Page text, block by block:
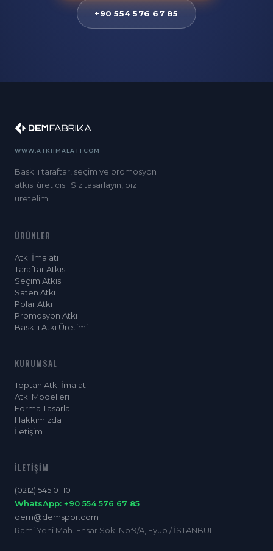
+90 554 576 67 85
WWW.ATKIIMALATI.COM
Baskılı taraftar, seçim ve promosyon
atkısı üreticisi. Siz tasarlayın, biz
üretelim.
ÜRÜNLER
Atkı İmalatı
Taraftar Atkısı
Seçim Atkısı
Saten Atkı
Polar Atkı
Promosyon Atkı
Baskılı Atkı Üretimi
KURUMSAL
Toptan Atkı İmalatı
Atkı Modelleri
Forma Tasarla
Hakkımızda
İletişim
İLETIŞIM
(0212) 545 01 10
WhatsApp: +90 554 576 67 85
dem@demspor.com
Rami Yeni Mah. Ensar Sok. No:9/A, Eyüp / İSTANBUL